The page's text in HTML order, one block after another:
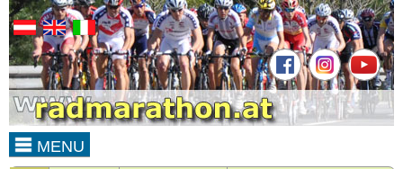
MENU